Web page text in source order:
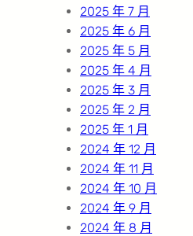
2025 年 7 月
2025 年 6 月
2025 年 5 月
2025 年 4 月
2025 年 3 月
2025 年 2 月
2025 年 1 月
2024 年 12 月
2024 年 11 月
2024 年 10 月
2024 年 9 月
2024 年 8 月